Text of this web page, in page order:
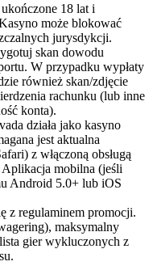
18 lat i
może blokować
jurysdykcji.
skan dowodu
W przypadku wypłaty
również skan/zdjęcie
rachunku (lub inne
konta).
działa jako kasyno
jest aktualna
z włączoną obsługą
mobilna (jeśli
Android 5.0+ lub iOS
z regulaminem promocji.
maksymalny
gier wykluczonych z